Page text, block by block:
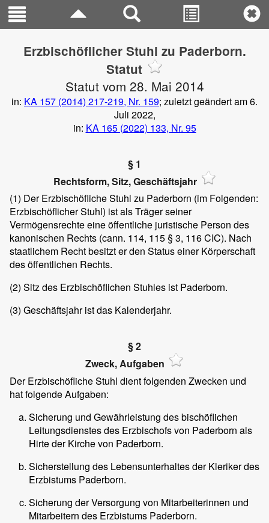
Erzbischöflicher Stuhl zu Paderborn.
Statut
Statut vom 28. Mai 2014
in: KA 157 (2014) 217-219, Nr. 159; zuletzt geändert am 6.
Juli 2022,
in: KA 165 (2022) 133, Nr. 95
§ 1
Rechtsform, Sitz, Geschäftsjahr
(1) Der Erzbischöfliche Stuhl zu Paderborn (im Folgenden:
Erzbischöflicher Stuhl) ist als Träger seiner
Vermögensrechte eine öffentliche juristische Person des
kanonischen Rechts (cann. 114, 115 § 3, 116 CIC). Nach
staatlichem Recht besitzt er den Status einer Körperschaft
des öffentlichen Rechts.
(2) Sitz des Erzbischöflichen Stuhles ist Paderborn.
(3) Geschäftsjahr ist das Kalenderjahr.
§ 2
Zweck, Aufgaben
Der Erzbischöfliche Stuhl dient folgenden Zwecken und
hat folgende Aufgaben:
Sicherung und Gewährleistung des bischöflichen
Leitungsdienstes des Erzbischofs von Paderborn als
Hirte der Kirche von Paderborn.
Sicherstellung des Lebensunterhaltes der Kleriker des
Erzbistums Paderborn.
Sicherung der Versorgung von Mitarbeiterinnen und
Mitarbeitern des Erzbistums Paderborn.